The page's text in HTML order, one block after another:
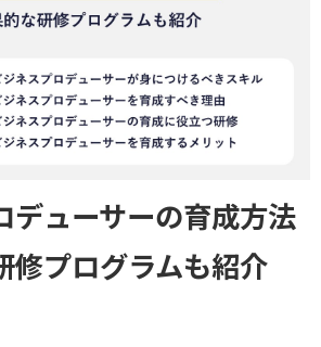
採用情報
デューサーの育成方法
修プログラムも紹介